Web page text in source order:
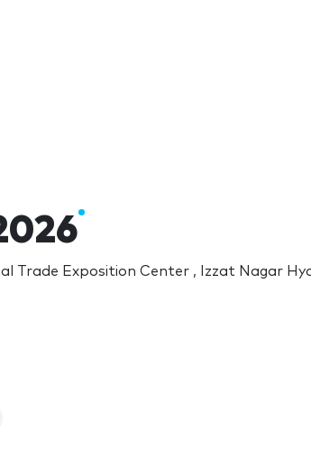
Trade Exposition Center , Izzat Nagar